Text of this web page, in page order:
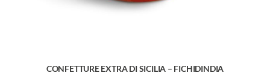
CONFETTURE EXTRA DI SICILIA – FICHIDINDIA